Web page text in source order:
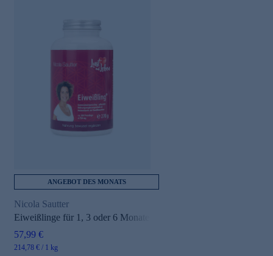
ANGEBOT DES MONATS
Nicola Sautter
Eiweißlinge für 1, 3 oder 6 Monate
57,99 €
214,78 € / 1 kg